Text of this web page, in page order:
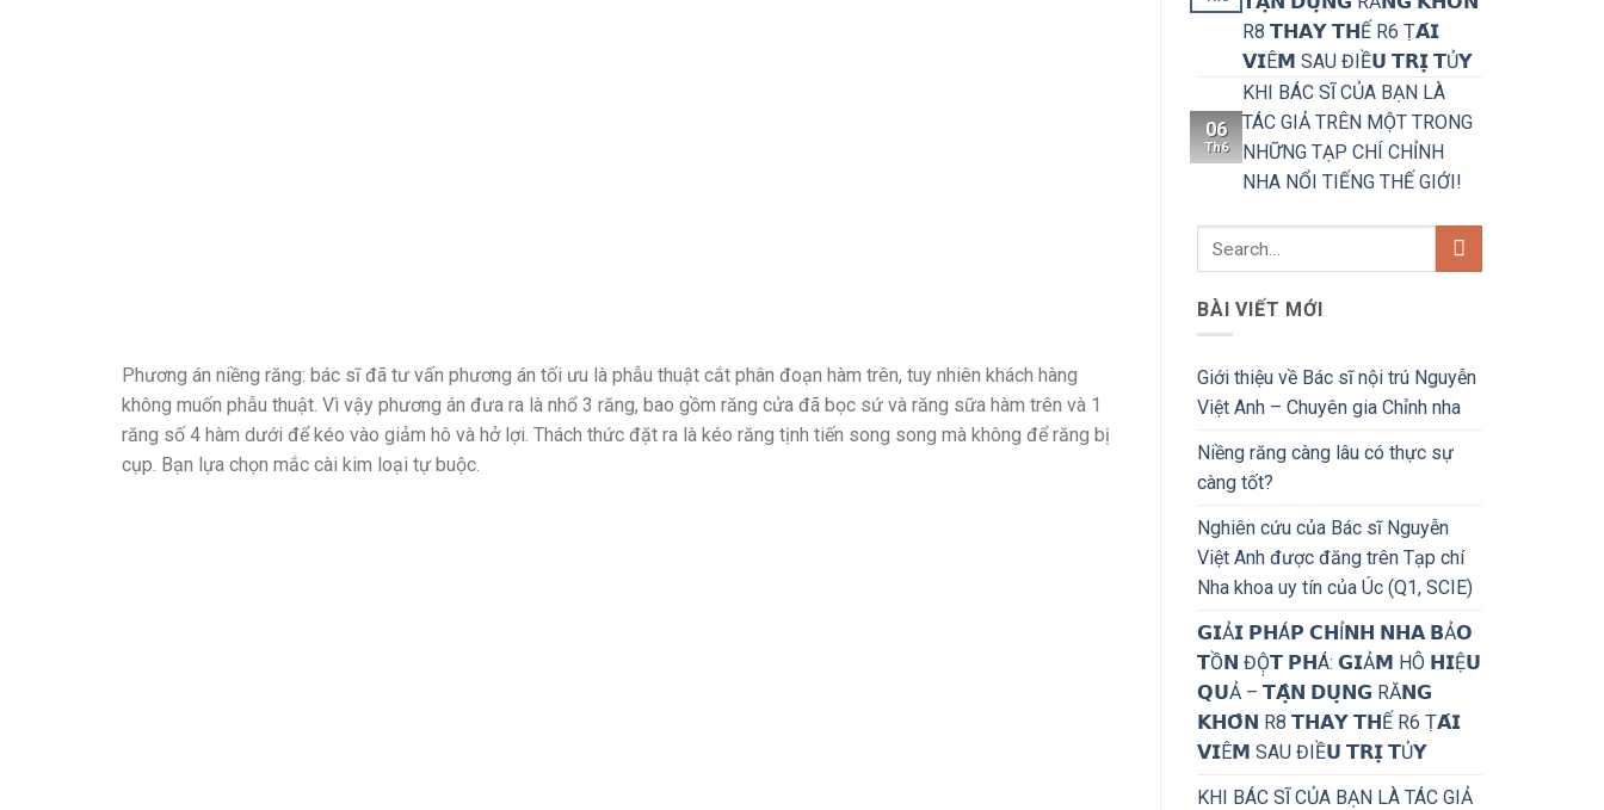
Phương án niềng răng: bác sĩ đã tư vấn phương án tối ưu là phẫu thuật cắt phân đoạn hàm trên, tuy nhiên khách hàng
không muốn phẫu thuật. Vì vậy phương án đưa ra là nhổ 3 răng, bao gồm răng cửa đã bọc sứ và răng sữa hàm trên và 1
răng số 4 hàm dưới để kéo vào giảm hô và hở lợi. Thách thức đặt ra là kéo răng tịnh tiến song song mà không để răng bị
cụp. Bạn lựa chọn mắc cài kim loại tự buộc.
R8 𝗧𝗛𝗔𝗬 𝗧𝗛Ế R6 Ṭ𝗔́𝗜
𝗩𝗜Ê𝗠 SAU ĐIỀ𝗨 𝗧𝗥𝗜̣ 𝗧Ủ𝗬
06
Th6
KHI BÁC SĨ CỦA BẠN LÀ
TÁC GIẢ TRÊN MỘT TRONG
NHỮNG TẠP CHÍ CHỈNH
NHA NỔI TIẾNG THẾ GIỚI!
BÀI VIẾT MỚI
Giới thiệu về Bác sĩ nội trú Nguyễn
Việt Anh – Chuyên gia Chỉnh nha
Niềng răng càng lâu có thực sự
càng tốt?
Nghiên cứu của Bác sĩ Nguyễn
Việt Anh được đăng trên Tạp chí
Nha khoa uy tín của Úc (Q1, SCIE)
𝗚𝗜Ả𝗜 𝗣𝗛Á𝗣 𝗖𝗛Ỉ𝗡𝗛 𝗡𝗛𝗔 𝗕Ả𝗢
𝗧Ồ𝗡 ĐỘ̣𝗧 𝗣𝗛Á: 𝗚𝗜Ả𝗠 HÔ 𝗛𝗜Ệ𝗨
𝗤𝗨Ả – 𝗧𝗔̣̂𝗡 𝗗𝗨̣𝗡𝗚 RĂ𝗡𝗚
𝗞𝗛𝗢̂𝗡 R8 𝗧𝗛𝗔𝗬 𝗧𝗛Ế R6 Ṭ𝗔́𝗜
𝗩𝗜Ê𝗠 SAU ĐIỀ𝗨 𝗧𝗥𝗜̣ 𝗧Ủ𝗬
KHI BÁC SĨ CỦA BẠN LÀ TÁC GIẢ